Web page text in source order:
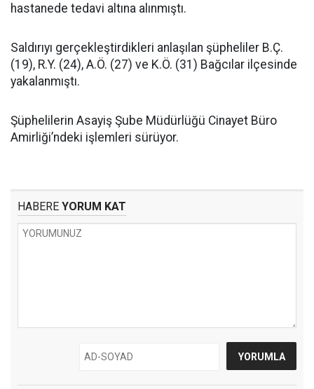
hastanede tedavi altına alınmıştı.
Saldırıyı gerçekleştirdikleri anlaşılan şüpheliler B.Ç.
(19), R.Y. (24), A.Ö. (27) ve K.Ö. (31) Bağcılar ilçesinde
yakalanmıştı.
Şüphelilerin Asayiş Şube Müdürlüğü Cinayet Büro
Amirliği’ndeki işlemleri sürüyor.
HABERE YORUM KAT